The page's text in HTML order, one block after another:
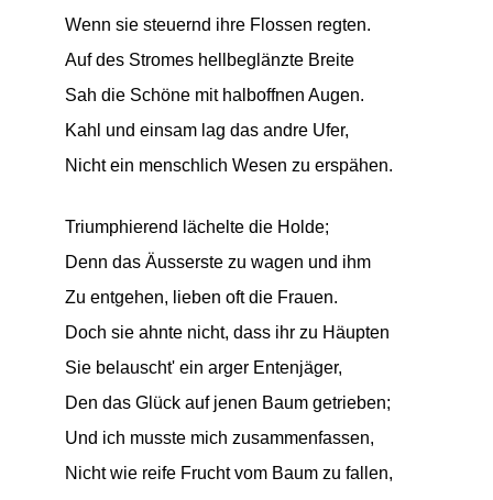
Wenn sie steuernd ihre Flossen regten.
Auf des Stromes hellbeglänzte Breite
Sah die Schöne mit halboffnen Augen.
Kahl und einsam lag das andre Ufer,
Nicht ein menschlich Wesen zu erspähen.
Triumphierend lächelte die Holde;
Denn das Äusserste zu wagen und ihm
Zu entgehen, lieben oft die Frauen.
Doch sie ahnte nicht, dass ihr zu Häupten
Sie belauscht' ein arger Entenjäger,
Den das Glück auf jenen Baum getrieben;
Und ich musste mich zusammenfassen,
Nicht wie reife Frucht vom Baum zu fallen,